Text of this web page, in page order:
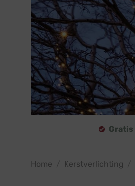
Gratis
Home Kerstverlichting